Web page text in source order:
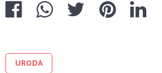
URODA